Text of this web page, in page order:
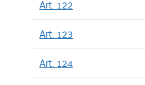
Art. 122
Art. 123
Art. 124